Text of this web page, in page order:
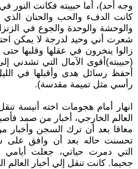
وجه أحد)، أما حبيبته فكانت النور
كانت الدفء والحب والحنان الذي
والوحشة والوحدة والجوع في
شعرت أني وحيد لدرجة لا يمكن
زالوا ينخرون في عقلها وقلبها
(حبيبته)أقوى الآمال التي تشدني
أحفظ رسائل هدى وأقبلها في
رأسي مثل تميمة مقدسة).
انهار أمام هجومات اخته أنيسة تنقل
العالم الخارجي، أخبار من صمد
معاقا بعد أن ترك السجن
تحسنت حاله بعد أن وافق على
التي دمرت حياتي، جعلت
جحيما. كانت تنقل إلي أخبار العالم